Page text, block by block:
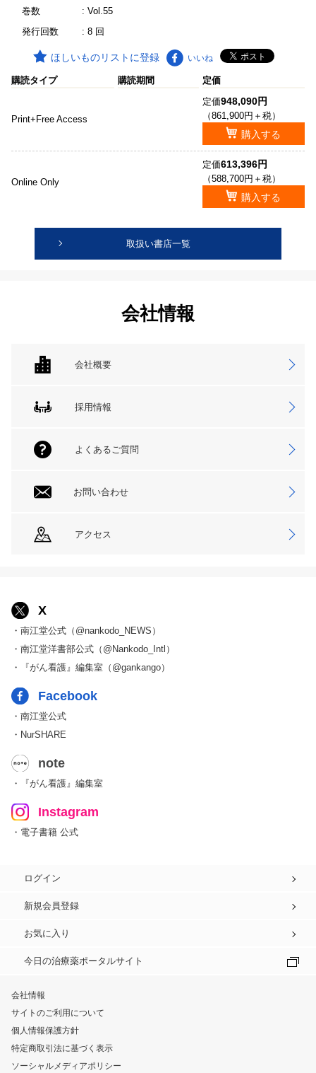
巻数
: Vol.55
発行回数
: 8 回
ほしいものリストに登録 いいね
購読タイプ 購読期間 定価
Print+Free Access
定価948,090円
（861,900円＋税）
購入する
Online Only
定価613,396円
（588,700円＋税）
購入する
取扱い書店一覧
会社情報
会社概要
採用情報
よくあるご質問
お問い合わせ
アクセス
X
・南江堂公式（@nankodo_NEWS）
・南江堂洋書部公式（@Nankodo_Intl）
・『がん看護』編集室（@gankango）
Facebook
・南江堂公式
・NurSHARE
note
・『がん看護』編集室
Instagram
・電子書籍 公式
ログイン
新規会員登録
お気に入り
今日の治療薬ポータルサイト
会社情報
サイトのご利用について
個人情報保護方針
特定商取引法に基づく表示
ソーシャルメディアポリシー